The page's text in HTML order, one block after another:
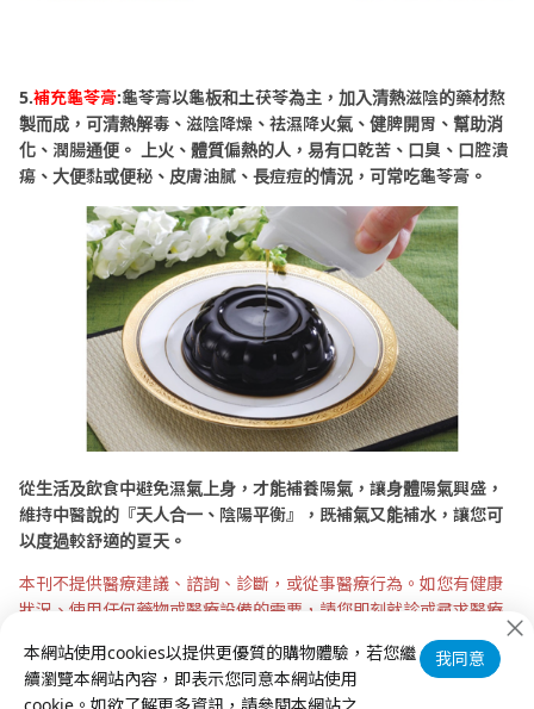
5.補充龜苓膏:龜苓膏以龜板和土茯苓為主，加入清熱滋陰的藥材熬
製而成，可清熱解毒、滋陰降燥、祛濕降火氣、健脾開胃、幫助消
化、潤腸通便。 上火、體質偏熱的人，易有口乾苦、口臭、口腔潰
瘍、大便黏或便秘、皮膚油膩、長痘痘的情況，可常吃龜苓膏。
從生活及飲食中避免濕氣上身，才能補養陽氣，讓身體陽氣興盛，
維持中醫說的『天人合一、陰陽平衡』
，既補氣又能補水，讓您可
以度過較舒適的夏天。
​本刊不提供醫療建議、諮詢、診斷，或從事醫療行為。如您有健康
狀況、使用任何藥物或醫療設備的需要，請您即刻就診或尋求醫療
本網站使用cookies以提供更優質的購物體驗，若您繼
續瀏覽本網站內容，即表示您同意本網站使用
我同意